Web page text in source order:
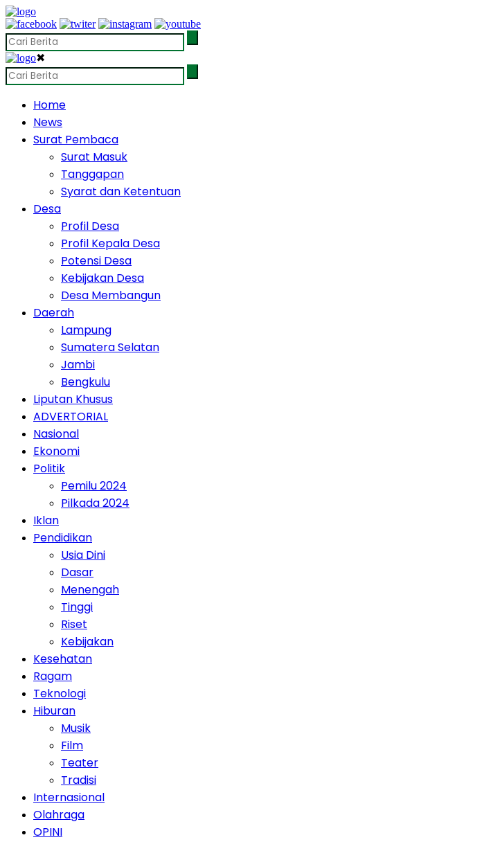
✖
Home
News
Surat Pembaca
Surat Masuk
Tanggapan
Syarat dan Ketentuan
Desa
Profil Desa
Profil Kepala Desa
Potensi Desa
Kebijakan Desa
Desa Membangun
Daerah
Lampung
Sumatera Selatan
Jambi
Bengkulu
Liputan Khusus
ADVERTORIAL
Nasional
Ekonomi
Politik
Pemilu 2024
Pilkada 2024
Iklan
Pendidikan
Usia Dini
Dasar
Menengah
Tinggi
Riset
Kebijakan
Kesehatan
Ragam
Teknologi
Hiburan
Musik
Film
Teater
Tradisi
Internasional
Olahraga
OPINI